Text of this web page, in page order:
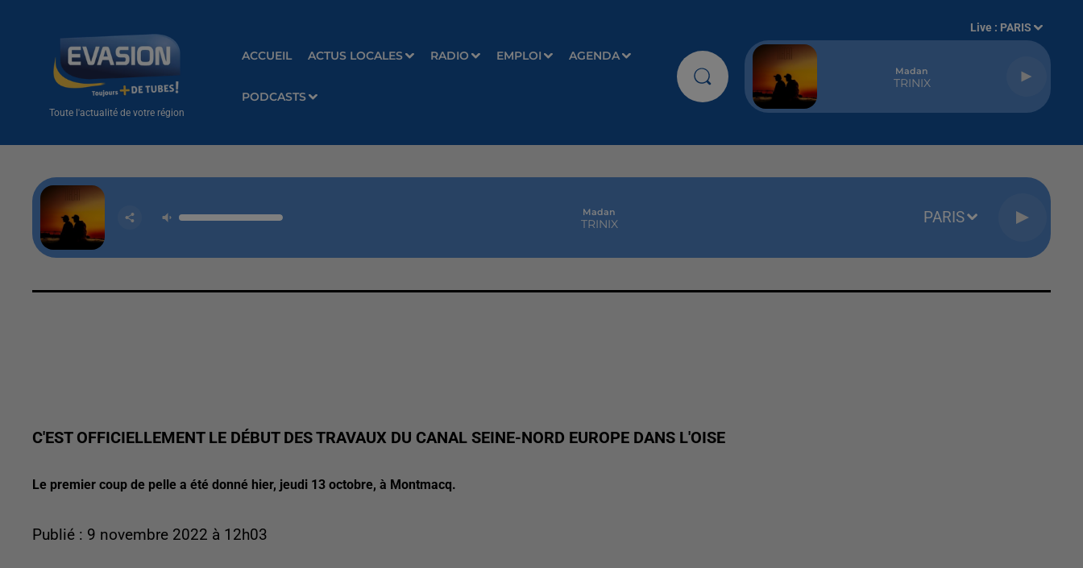
Toute l'actualité de votre région
ACCUEIL ACTUS LOCALES RADIO EMPLOI AGENDA
PODCASTS
Live : PARIS
Madan
TRINIX
Madan
TRINIX PARIS
C'EST OFFICIELLEMENT LE DÉBUT DES TRAVAUX DU CANAL SEINE-NORD EUROPE DANS L'OISE
Le premier coup de pelle a été donné hier, jeudi 13 octobre, à Montmacq.
Publié : 9 novembre 2022 à 12h03